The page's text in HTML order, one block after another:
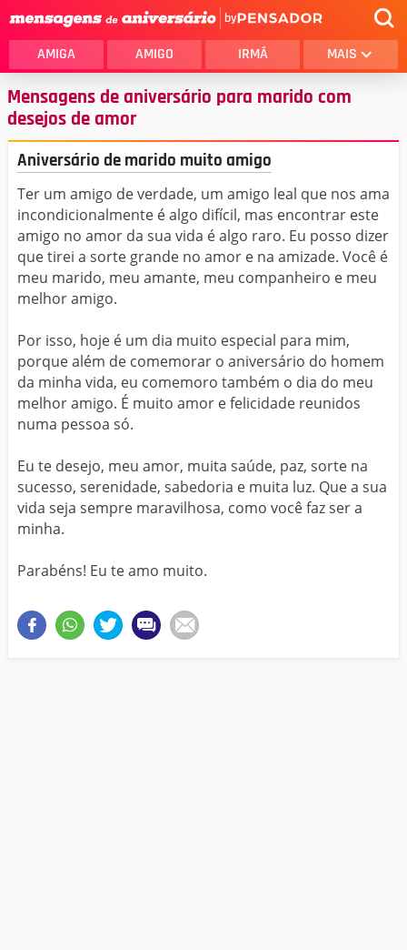
by
AMIGA AMIGO IRMÃ MAIS
Mensagens de aniversário para marido com
desejos de amor
Aniversário de marido muito amigo
Ter um amigo de verdade, um amigo leal que nos ama
incondicionalmente é algo difícil, mas encontrar este
amigo no amor da sua vida é algo raro. Eu posso dizer
que tirei a sorte grande no amor e na amizade. Você é
meu marido, meu amante, meu companheiro e meu
melhor amigo.
Por isso, hoje é um dia muito especial para mim,
porque além de comemorar o aniversário do homem
da minha vida, eu comemoro também o dia do meu
melhor amigo. É muito amor e felicidade reunidos
numa pessoa só.
Eu te desejo, meu amor, muita saúde, paz, sorte na
sucesso, serenidade, sabedoria e muita luz. Que a sua
vida seja sempre maravilhosa, como você faz ser a
minha.
Parabéns! Eu te amo muito.